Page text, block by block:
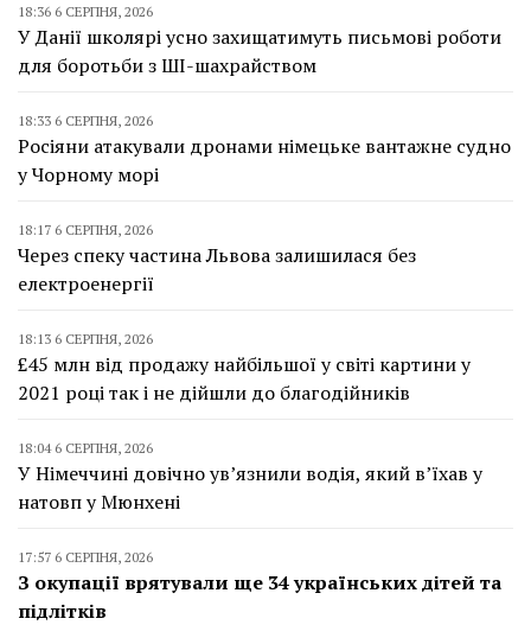
18:36 6 СЕРПНЯ, 2026
У Данії школярі усно захищатимуть письмові роботи
для боротьби з ШІ-шахрайством
18:33 6 СЕРПНЯ, 2026
Росіяни атакували дронами німецьке вантажне судно
у Чорному морі
18:17 6 СЕРПНЯ, 2026
Через спеку частина Львова залишилася без
електроенергії
18:13 6 СЕРПНЯ, 2026
£45 млн від продажу найбільшої у світі картини у
2021 році так і не дійшли до благодійників
18:04 6 СЕРПНЯ, 2026
У Німеччині довічно ув’язнили водія, який в’їхав у
натовп у Мюнхені
17:57 6 СЕРПНЯ, 2026
З окупації врятували ще 34 українських дітей та
підлітків